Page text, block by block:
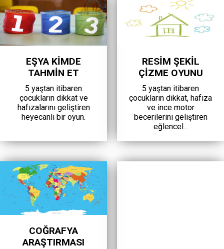
EŞYA KİMDE
TAHMİN ET
5 yaştan itibaren
çocukların dikkat ve
hafızalarını geliştiren
heyecanlı bir oyun.
RESİM ŞEKİL
ÇİZME OYUNU
5 yaştan itibaren
çocukların dikkat, hafıza
ve ince motor
becerilerini geliştiren
eğlencel...
COĞRAFYA
ARAŞTIRMASI